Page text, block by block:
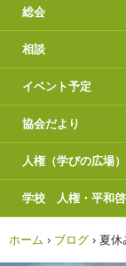
総会
相談
イベント予定
協会だより
人権（学びの広場）
学校 人権・平和
ホーム › ブログ › 夏休